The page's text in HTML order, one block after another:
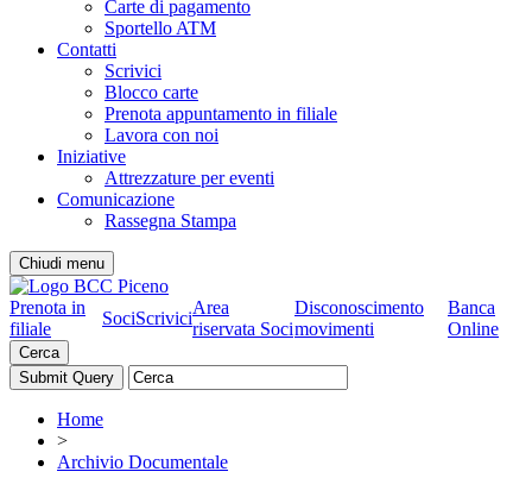
Carte di pagamento
Sportello ATM
Contatti
Scrivici
Blocco carte
Prenota appuntamento in filiale
Lavora con noi
Iniziative
Attrezzature per eventi
Comunicazione
Rassegna Stampa
Chiudi menu
Prenota in
filiale
SociScrivici
Area
riservata Soci
Disconoscimento
movimenti
Banca
Online
Cerca
Home
>
Archivio Documentale